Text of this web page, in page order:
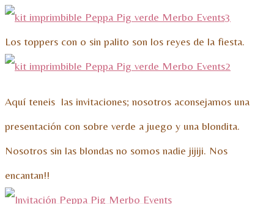
Los toppers con o sin palito son los reyes de la fiesta.
Aquí teneis las invitaciones; nosotros aconsejamos una
presentación con sobre verde a juego y una blondita.
Nosotros sin las blondas no somos nadie jijiji. Nos
encantan!!